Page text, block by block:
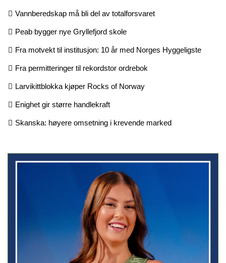
Vannberedskap må bli del av totalforsvaret
Peab bygger nye Gryllefjord skole
Fra motvekt til institusjon: 10 år med Norges Hyggeligste
Fra permitteringer til rekordstor ordrebok
Larvikittblokka kjøper Rocks of Norway
Enighet gir større handlekraft
Skanska: høyere omsetning i krevende marked